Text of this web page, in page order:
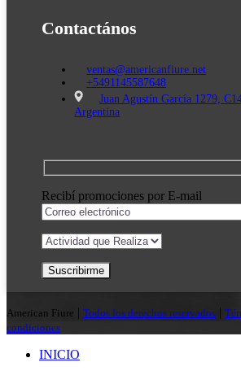
Contactános
ventas@americanfiure.net
+5491145587648
Juan Agustín García 1279,
Argentina
Recibí promociones por E-mail
American Fiure | Todos los derechos reservados |
condiciones
INICIO